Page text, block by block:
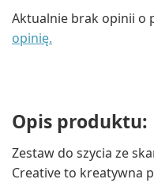
Aktualnie brak opinii o
opinię.
Opis produktu:
Zestaw do szycia ze
Creative to kreatywna